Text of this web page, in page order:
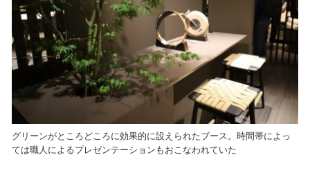
グリーンがところどころに効果的に設えられたブース。時間帯によっ
ては職人によるプレゼンテーションもおこなわれていた